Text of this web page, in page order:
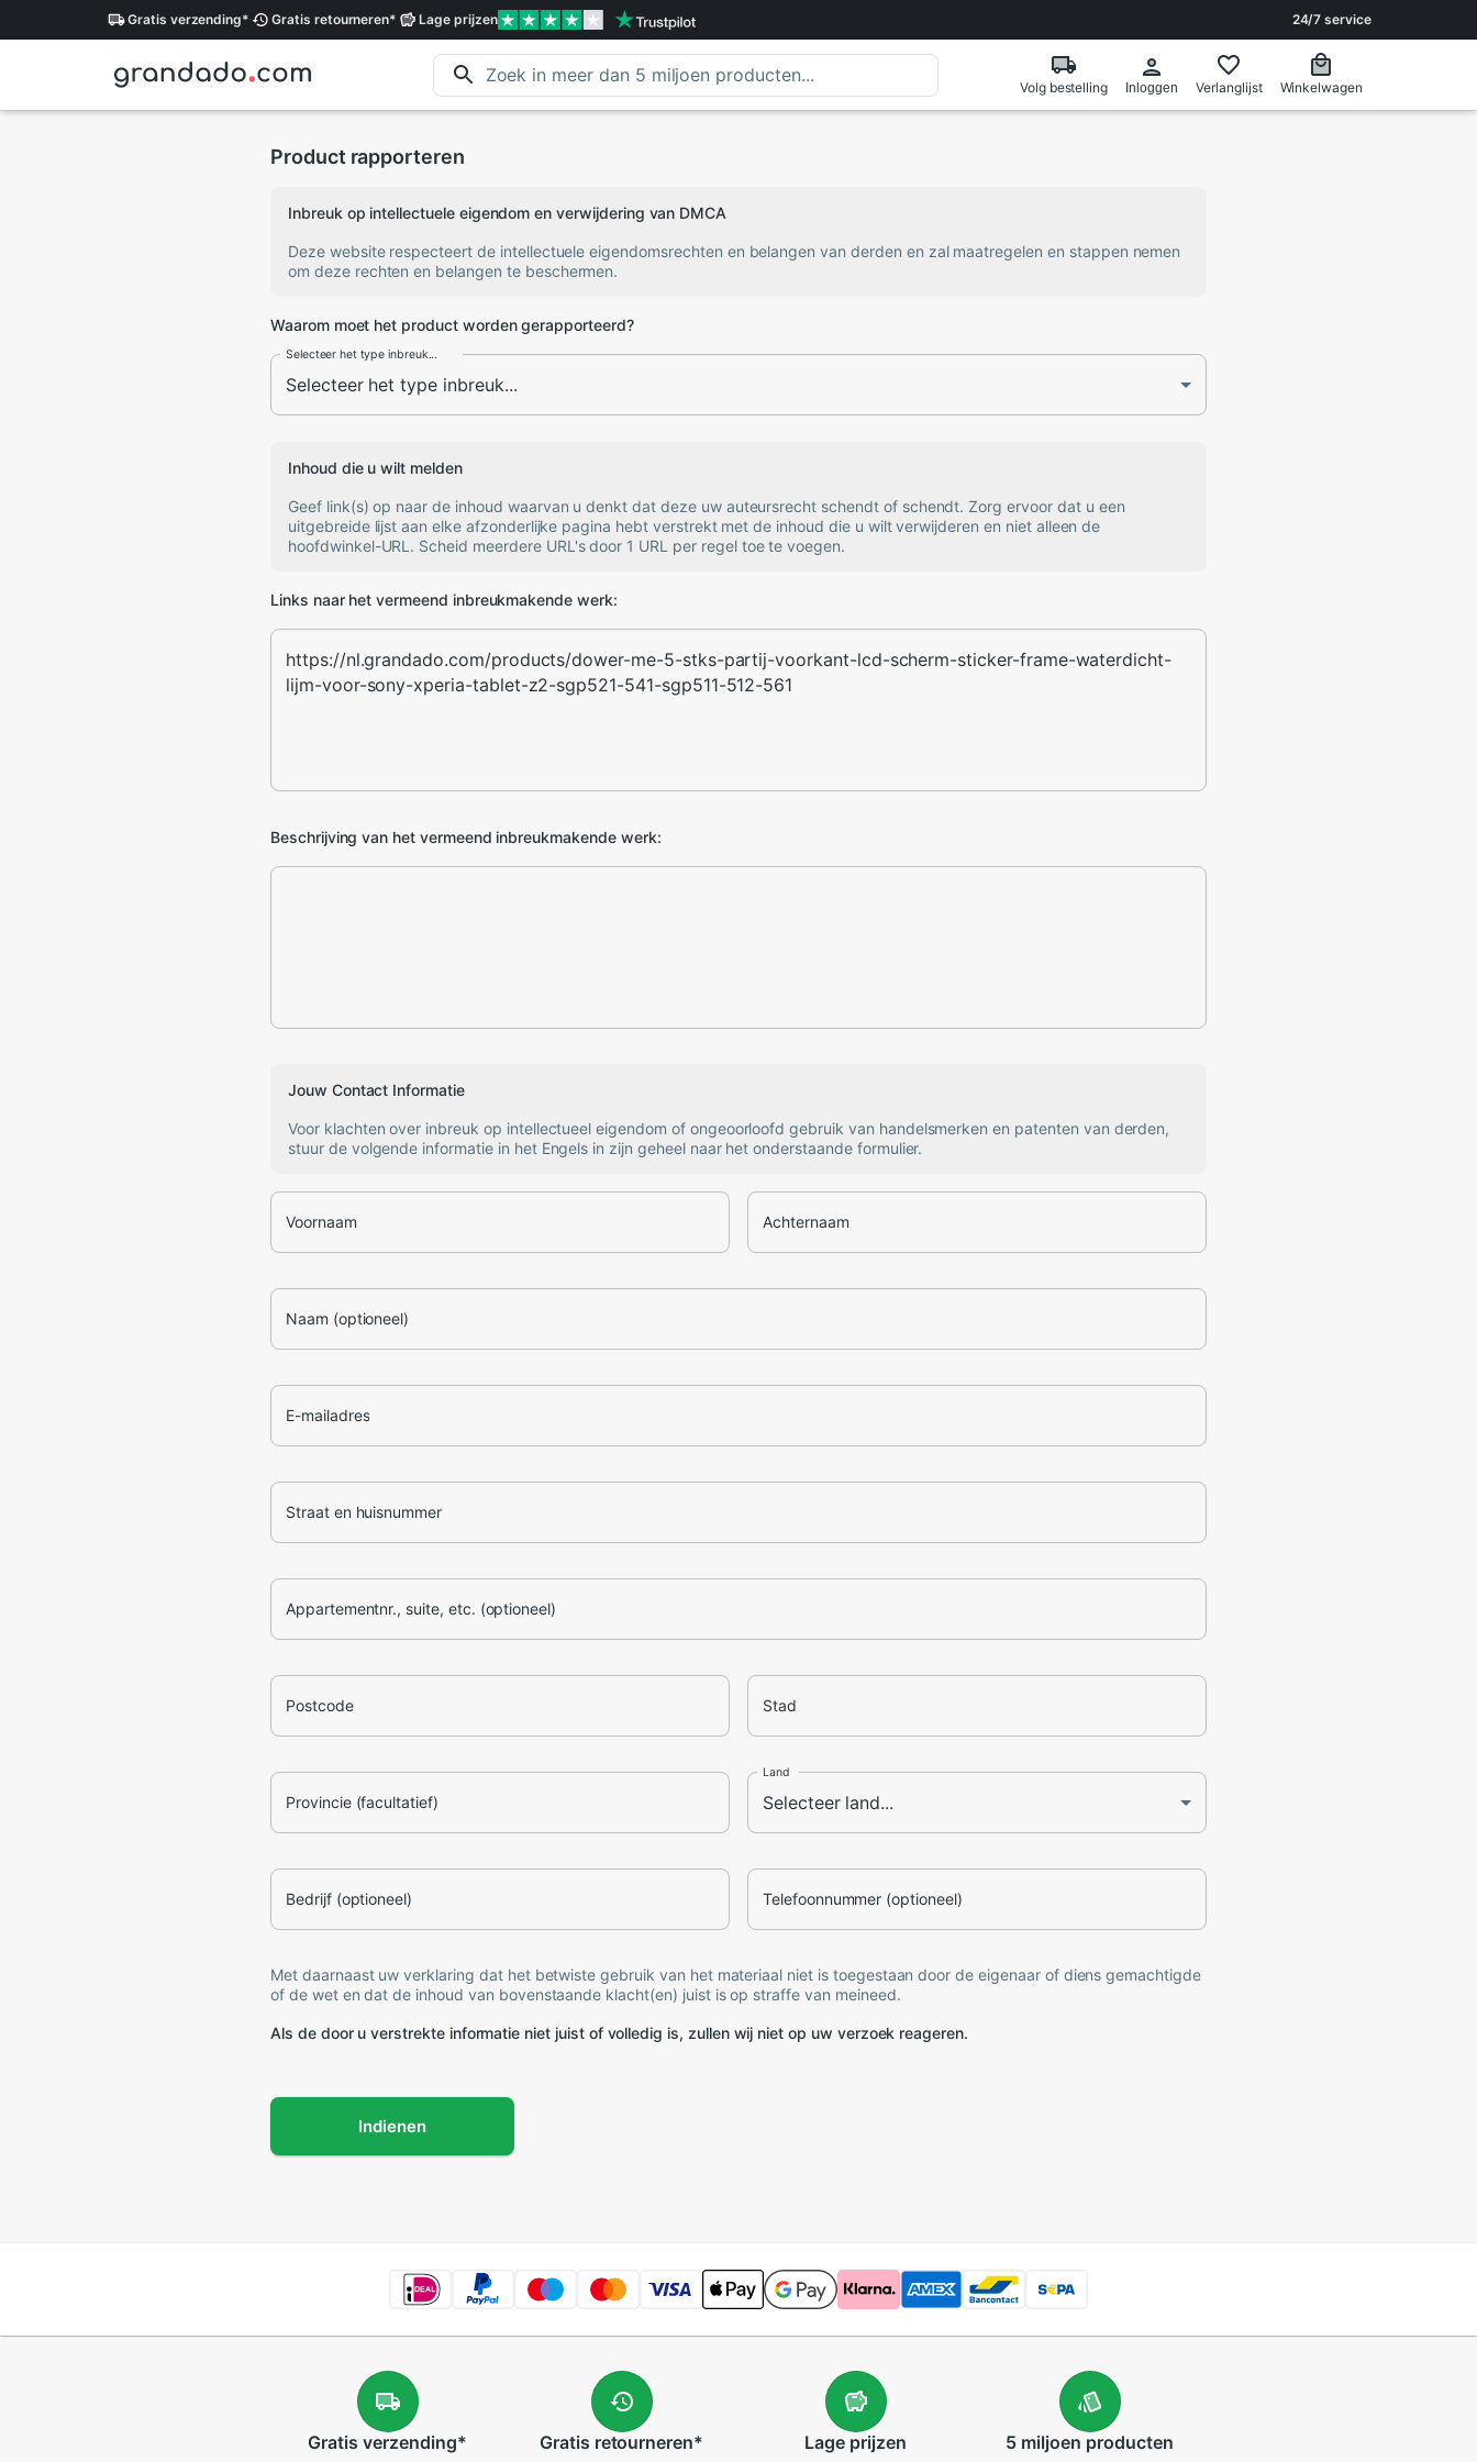
Gratis verzending* Gratis retourneren* Lageprijzen 24/7 service
Volg bestelling Inloggen Verlanglijst Winkelwagen
Product rapporteren
Inbreuk op intellectuele eigendom en verwijdering van DMCA
Deze website respecteert de intellectuele eigendomsrechten en belangen van derden en zal maatregelen en stappen nemen
om deze rechten en belangen te beschermen.
Waarom moet het product worden gerapporteerd?
Selecteer het type inbreuk...
Inhoud die u wilt melden
Geef link(s) op naar de inhoud waarvan u denkt dat deze uw auteursrecht schendt of schendt. Zorg ervoor dat u een
uitgebreide lijst aan elke afzonderlijke pagina hebt verstrekt met de inhoud die u wilt verwijderen en niet alleen de
hoofdwinkel-URL. Scheid meerdere URL's door 1 URL per regel toe te voegen.
Links naar het vermeend inbreukmakende werk:
Beschrijving van het vermeend inbreukmakende werk:
Jouw Contact Informatie
Voor klachten over inbreuk op intellectueel eigendom of ongeoorloofd gebruik van handelsmerken en patenten van derden,
stuur de volgende informatie in het Engels in zijn geheel naar het onderstaande formulier.
Voornaam Achternaam
Naam (optioneel)
E-mailadres
Straat en huisnummer
Appartementnr., suite, etc. (optioneel)
Postcode Stad
Provincie (facultatief)
Land
Bedrijf (optioneel) Telefoonnummer (optioneel)
Met daarnaast uw verklaring dat het betwiste gebruik van het materiaal niet is toegestaan door de eigenaar of diens gemachtigde
of de wet en dat de inhoud van bovenstaande klacht(en) juist is op straffe van meineed.
Als de door u verstrekte informatie niet juist of volledig is, zullen wij niet op uw verzoek reageren.
Indienen
Gratis verzending* Gratis retourneren* Lage prijzen 5 miljoen producten